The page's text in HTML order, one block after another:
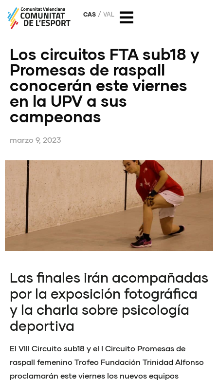
CAS VAL
Los circuitos FTA sub18 y
Promesas de raspall
conocerán este viernes
en la UPV a sus
campeonas
marzo 9, 2023
Las finales irán acompañadas
por la exposición fotográfica
y la charla sobre psicología
deportiva
El VIII Circuito sub18 y el I Circuito Promesas de
raspall femenino Trofeo Fundación Trinidad Alfonso
proclamarán este viernes los nuevos equipos